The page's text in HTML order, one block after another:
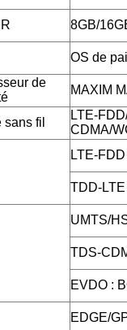
8GB/
OS de
de
MAXIM
sans fil
LTE-
CDMA/
LTE-
TDD-
UMTS/
TDS-
EVDO :
EDGE/